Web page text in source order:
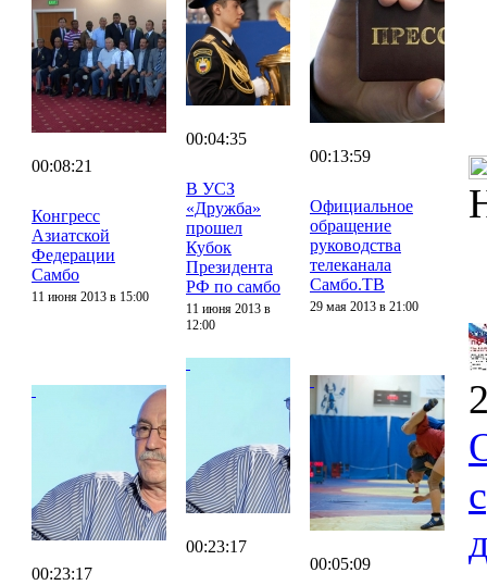
00:08:21
Конгресс
Азиатской
Федерации
Самбо
11 июня 2013 в 15:00
00:04:35
В УСЗ
«Дружба»
прошел
Кубок
Президента
РФ по самбо
11 июня 2013 в
12:00
00:13:59
Официальное
обращение
руководства
телеканала
Самбо.ТВ
29 мая 2013 в 21:00
00:23:17
00:23:17
00:05:09